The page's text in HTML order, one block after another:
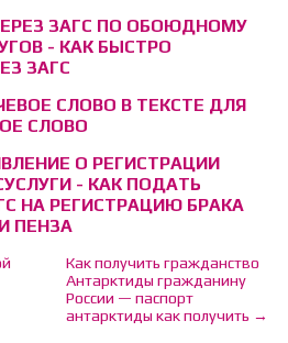
ЗАГС ПО ОБОЮДНОМУ
- КАК БЫСТРО
ЗАГС
СЛОВО В ТЕКСТЕ ДЛЯ
СЛОВО
О РЕГИСТРАЦИИ
- КАК ПОДАТЬ
НА РЕГИСТРАЦИЮ БРАКА
ПЕНЗА
Как получить гражданство
Антарктиды гражданину
России — паспорт
антарктиды как получить →